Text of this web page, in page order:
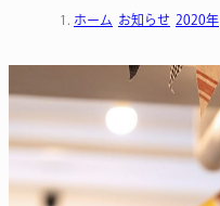
ホーム お知らせ 2020年